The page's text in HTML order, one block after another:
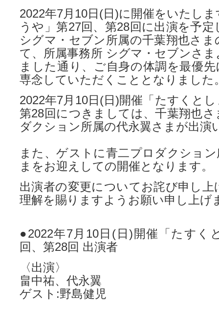
2022年7月10日(日)に開催をいたし
うや」第27回、第28回に出演を予
シグマ・セブン所属の千葉翔也さ
て、所属事務所 シグマ・セブンさ
ました通り、ご自身の体調を最優
専念していただくこととなりました
2022年7月10日(日)開催「たすくと
第28回につきましては、千葉翔也
ダクション所属の代永翼さまが出演
また、ゲストに青二プロダクショ
まをお迎えしての開催となります。
出演者の変更についてお詫び申し
理解を賜りますようお願い申し上げ
●2022年7月10日(日)開催「たすく
回、第28回 出演者
〈出演〉
畠中祐、代永翼
ゲスト:野島健児